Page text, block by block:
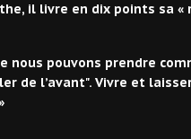
il livre en dix points sa «
nous pouvons prendre
de l’avant". Vivre et